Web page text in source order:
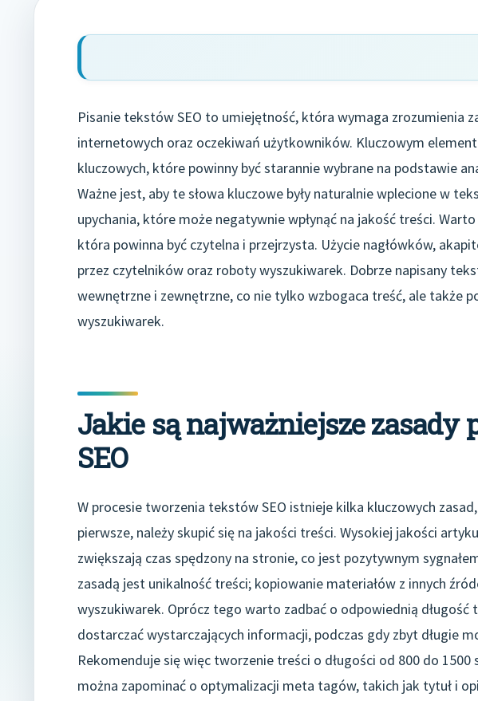
Pisanie tekstów SEO to umiejętność, która wymaga zrozumienia
internetowych oraz oczekiwań użytkowników. Kluczowym
kluczowych, które powinny być starannie wybrane na podstawie
Ważne jest, aby te słowa kluczowe były naturalnie wplecione w
upychania, które może negatywnie wpłynąć na jakość treści.
która powinna być czytelna i przejrzysta. Użycie nagłówków,
przez czytelników oraz roboty wyszukiwarek. Dobrze napisany
wewnętrzne i zewnętrzne, co nie tylko wzbogaca treść, ale także
wyszukiwarek.
Jakie są najważniejsze zasady
SEO
W procesie tworzenia tekstów SEO istnieje kilka kluczowych
pierwsze, należy skupić się na jakości treści. Wysokiej jakości
zwiększają czas spędzony na stronie, co jest pozytywnym
zasadą jest unikalność treści; kopiowanie materiałów z innych
wyszukiwarek. Oprócz tego warto zadbać o odpowiednią
dostarczać wystarczających informacji, podczas gdy zbyt długie
Rekomenduje się więc tworzenie treści o długości od 800 do
można zapominać o optymalizacji meta tagów, takich jak tytuł i